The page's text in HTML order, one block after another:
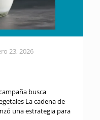
23, 2026
busca
La cadena de
una estrategia para